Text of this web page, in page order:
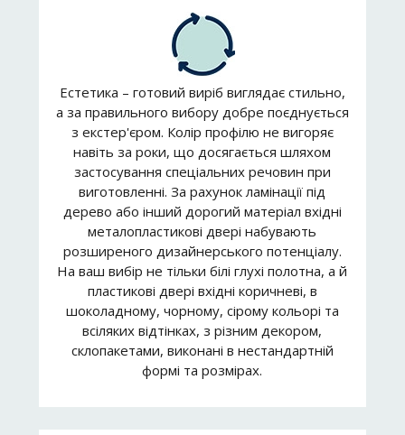
Естетика – готовий виріб виглядає стильно,
а за правильного вибору добре поєднується
з екстер'єром. Колір профілю не вигоряє
навіть за роки, що досягається шляхом
застосування спеціальних речовин при
виготовленні. За рахунок ламінації під
дерево або інший дорогий матеріал вхідні
металопластикові двері набувають
розширеного дизайнерського потенціалу.
На ваш вибір не тільки білі глухі полотна, а й
пластикові двері вхідні коричневі, в
шоколадному, чорному, сірому кольорі та
всіляких відтінках, з різним декором,
склопакетами, виконані в нестандартній
формі та розмірах.